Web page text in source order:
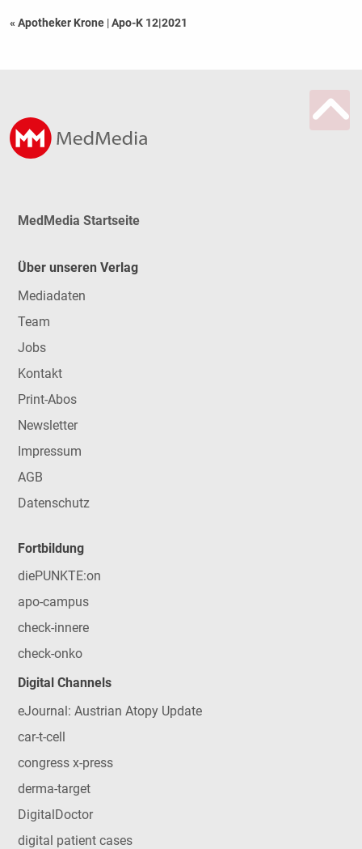
« Apotheker Krone |Apo-K 12|2021
MedMedia Startseite
Über unseren Verlag
Mediadaten
Team
Jobs
Kontakt
Print-Abos
Newsletter
Impressum
AGB
Datenschutz
Fortbildung
diePUNKTE:on
apo-campus
check-innere
check-onko
Digital Channels
eJournal: Austrian Atopy Update
car-t-cell
congress x-press
derma-target
DigitalDoctor
digital patient cases